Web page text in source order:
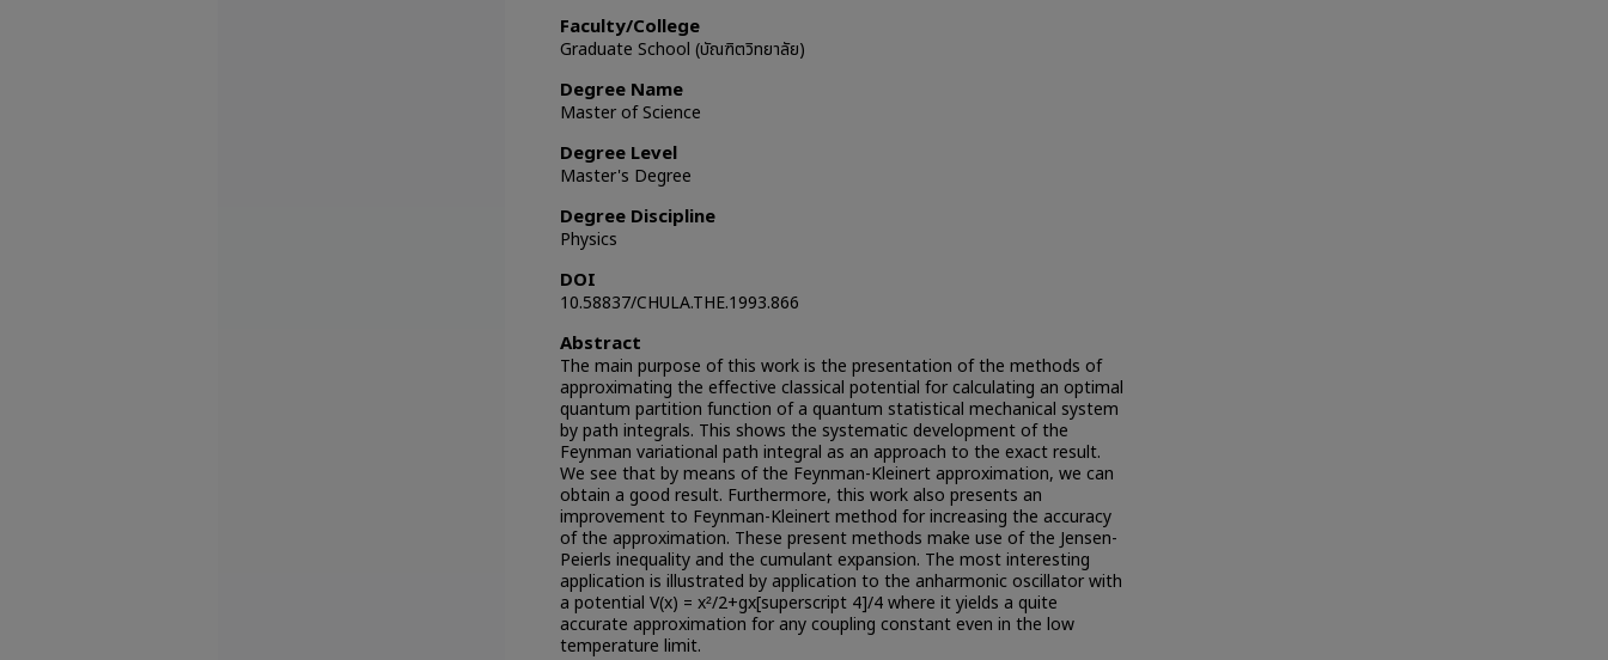
Faculty/College
Graduate School (บัณฑิตวิทยาลัย)
Degree Name
Master of Science
Degree Level
Master's Degree
Degree Discipline
Physics
DOI
10.58837/CHULA.THE.1993.866
Abstract
The main purpose of this work is the presentation of the methods of
approximating the effective classical potential for calculating an optimal
quantum partition function of a quantum statistical mechanical system
by path integrals. This shows the systematic development of the
Feynman variational path integral as an approach to the exact result.
We see that by means of the Feynman-Kleinert approximation, we can
obtain a good result. Furthermore, this work also presents an
improvement to Feynman-Kleinert method for increasing the accuracy
of the approximation. These present methods make use of the Jensen-
Peierls inequality and the cumulant expansion. The most interesting
application is illustrated by application to the anharmonic oscillator with
a potential V(x) = x²/2+gx[superscript 4]/4 where it yields a quite
accurate approximation for any coupling constant even in the low
temperature limit.